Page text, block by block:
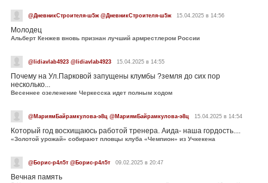
@ДневникСтроителя-ш5ж @ДневникСтроителя-ш5ж 15.04.2025 в 14:56
Молодец
Альберт Кенжев вновь признан лучший армрестлером России
@lidiavlab4923 @lidiavlab4923 15.04.2025 в 14:55
Почему на Ул.Парковой запущены клумбы ?земля до сих пор
несколько...
Весеннее озеленение Черкесска идет полным ходом
@МариямБайрамкулова-э8ц @МариямБайрамкулова-э8ц 15.04.2025 в 14:54
Который год восхищаюсь работой тренера. Аида- наша гордость....
«Золотой урожай» собирают пловцы клуба «Чемпион» из Учкекена
@Борис-р4л5т @Борис-р4л5т 09.02.2025 в 20:47
Вечная память